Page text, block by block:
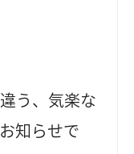
う、気楽な
知らせで